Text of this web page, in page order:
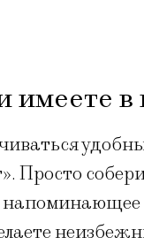
имеете в
Просто